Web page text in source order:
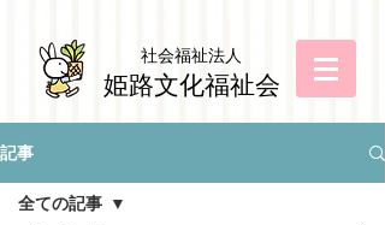
社会福祉法人
姫路文化福祉会
記事
全ての記事